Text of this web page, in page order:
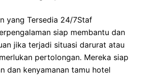
yang Tersedia 24/7Staf
siap membantu dan
jika terjadi situasi darurat atau
pertolongan. Mereka siap
dan kenyamanan tamu hotel